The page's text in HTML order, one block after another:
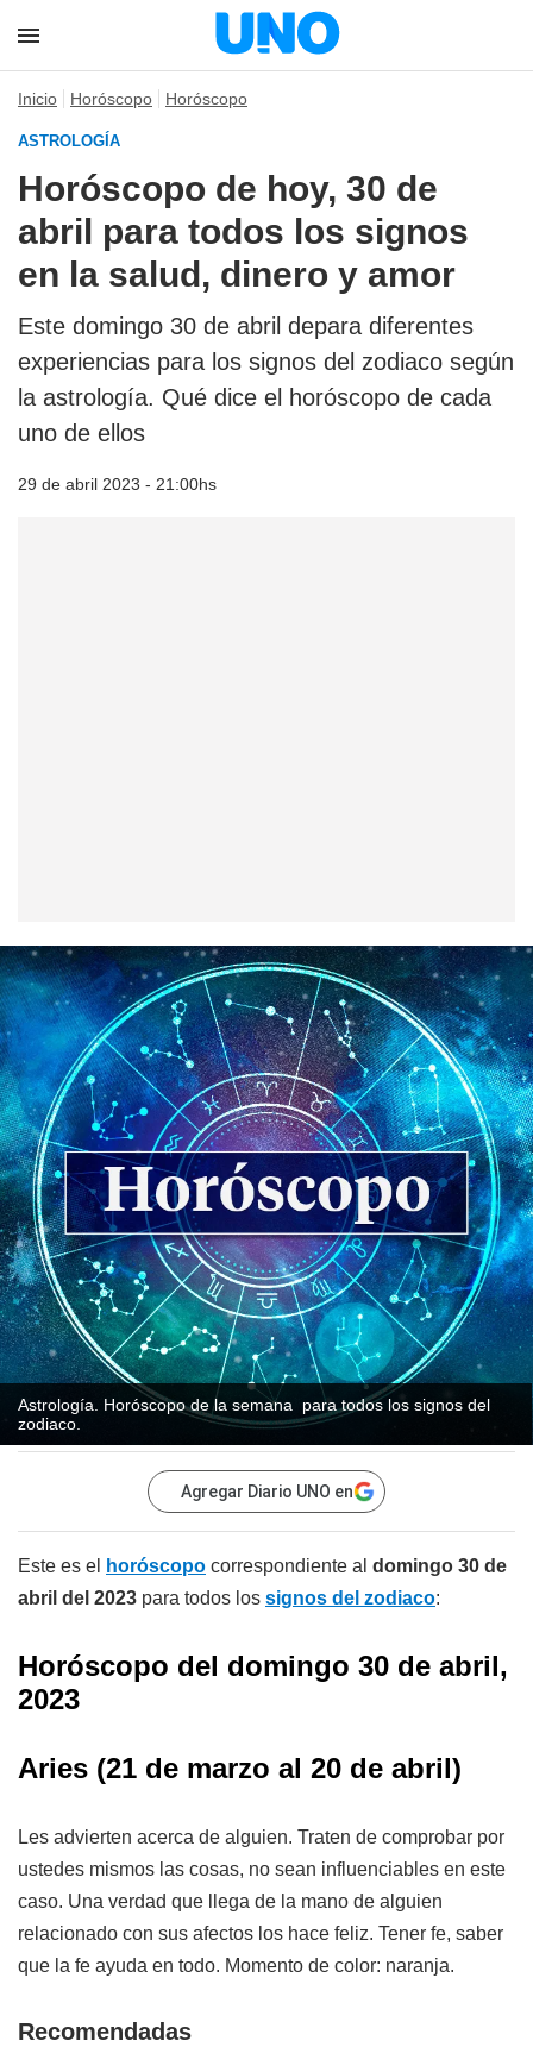
Inicio Horóscopo Horóscopo
ASTROLOGÍA
Horóscopo de hoy, 30 de
abril para todos los signos
en la salud, dinero y amor
Este domingo 30 de abril depara diferentes
experiencias para los signos del zodiaco según
la astrología. Qué dice el horóscopo de cada
uno de ellos
29 de abril 2023 - 21:00hs
Astrología. Horóscopo de la semana para todos los signos del
zodiaco.
Agregar Diario UNO en
Este es el horóscopo correspondiente al domingo 30 de
abril del 2023 para todos los signos del zodiaco:
Horóscopo del domingo 30 de abril,
2023
Aries (21 de marzo al 20 de abril)
Les advierten acerca de alguien. Traten de comprobar por
ustedes mismos las cosas, no sean influenciables en este
caso. Una verdad que llega de la mano de alguien
relacionado con sus afectos los hace feliz. Tener fe, saber
que la fe ayuda en todo. Momento de color: naranja.
Recomendadas